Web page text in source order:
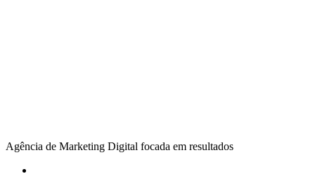
Agência de Marketing Digital focada em resultados